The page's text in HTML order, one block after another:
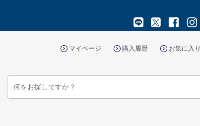
マイページ 購入履歴 お気に入り